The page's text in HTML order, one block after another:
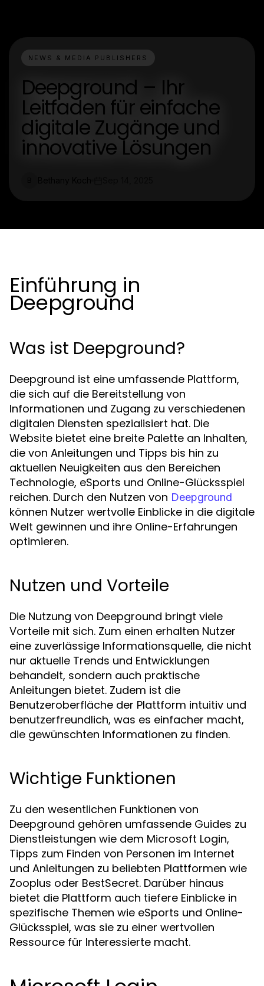
NEWS & MEDIA PUBLISHERS
Deepground – Ihr
Leitfaden für einfache
digitale Zugänge und
innovative Lösungen
Einführung in
Deepground
Was ist Deepground?
Deepground ist eine umfassende Plattform,
die sich auf die Bereitstellung von
Informationen und Zugang zu verschiedenen
digitalen Diensten spezialisiert hat. Die
Website bietet eine breite Palette an Inhalten,
die von Anleitungen und Tipps bis hin zu
aktuellen Neuigkeiten aus den Bereichen
Technologie, eSports und Online-Glücksspiel
reichen. Durch den Nutzen von Deepground
können Nutzer wertvolle Einblicke in die digitale
Welt gewinnen und ihre Online-Erfahrungen
optimieren.
Nutzen und Vorteile
Die Nutzung von Deepground bringt viele
Vorteile mit sich. Zum einen erhalten Nutzer
eine zuverlässige Informationsquelle, die nicht
nur aktuelle Trends und Entwicklungen
behandelt, sondern auch praktische
Anleitungen bietet. Zudem ist die
Benutzeroberfläche der Plattform intuitiv und
benutzerfreundlich, was es einfacher macht,
die gewünschten Informationen zu finden.
Wichtige Funktionen
Zu den wesentlichen Funktionen von
Deepground gehören umfassende Guides zu
Dienstleistungen wie dem Microsoft Login,
Tipps zum Finden von Personen im Internet
und Anleitungen zu beliebten Plattformen wie
Zooplus oder BestSecret. Darüber hinaus
bietet die Plattform auch tiefere Einblicke in
spezifische Themen wie eSports und Online-
Glücksspiel, was sie zu einer wertvollen
Ressource für Interessierte macht.